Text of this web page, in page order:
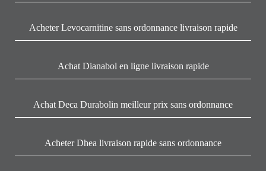
Acheter Levocarnitine sans ordonnance livraison rapide
Achat Dianabol en ligne livraison rapide
Achat Deca Durabolin meilleur prix sans ordonnance
Acheter Dhea livraison rapide sans ordonnance